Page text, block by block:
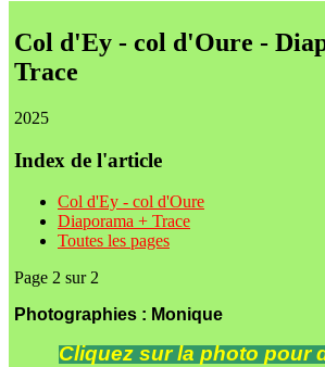
Col d'Ey - col d'Oure -
Trace
2025
Index de l'article
Col d'Ey - col d'Oure
Diaporama + Trace
Toutes les pages
Page 2 sur 2
Photographies : Monique
Cliquez sur la photo pour